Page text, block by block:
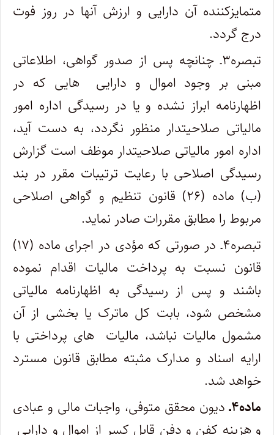
متمایزکننده آن دارایی و ارزش آنها در روز فوت
درج گردد.
تبصره۳ـ چنانچه پس از صدور گواهی، اطلاعاتی
مبنی بر وجود اموال و دارایی ‎ هایی که در
اظهارنامه ابراز نشده و یا در رسیدگی اداره امور
مالیاتی صلاحیت­دار منظور نگردد، به دست آید،
اداره امور مالیاتی صلاحیت­دار موظف است گزارش
رسیدگی اصلاحی با رعایت ترتیبات مقرر در بند
(ب) ماده (۲۶) قانون تنظیم و گواهی اصلاحی
مربوط را مطابق مقررات صادر نماید.
تبصره۴ـ در صورتی که مؤدی در اجرای ماده (۱۷)
قانون نسبت به پرداخت مالیات اقدام نموده
باشند و پس از رسیدگی به اظهارنامه مالیاتی
مشخص شود، بابت کل ماترک یا بخشی از آن
مشمول مالیات نباشد، مالیات ‎ های پرداختی با
ارایه اسناد و مدارک مثبته مطابق قانون مسترد
خواهد شد.
ماده۴ـ
دیون محقق متوفی، واجبات مالی و عبادی